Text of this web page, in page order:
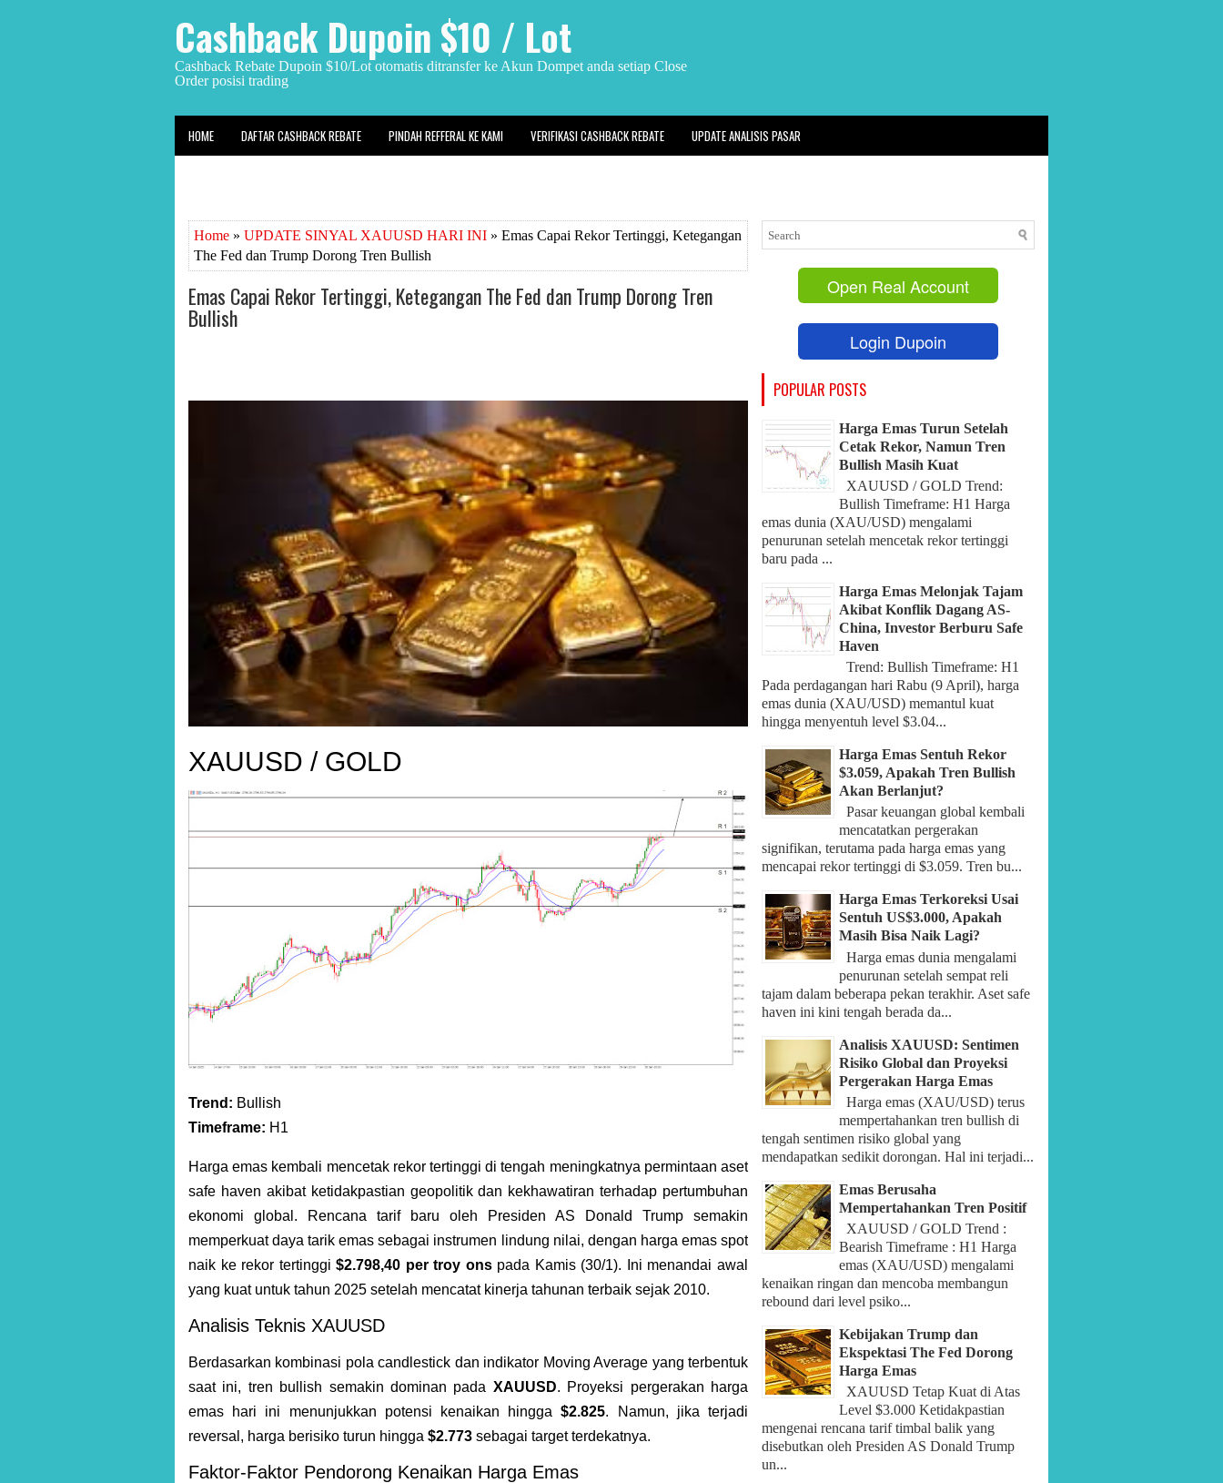
Cashback Dupoin $10 / Lot
Cashback Rebate Dupoin $10/Lot otomatis ditransfer ke Akun Dompet anda setiap Close
Order posisi trading
HOME DAFTAR CASHBACK REBATE PINDAH REFFERAL KE KAMI VERIFIKASI CASHBACK REBATE UPDATE ANALISIS PASAR
Home » UPDATE SINYAL XAUUSD HARI INI » Emas Capai Rekor Tertinggi, Ketegangan
The Fed dan Trump Dorong Tren Bullish
Emas Capai Rekor Tertinggi, Ketegangan The Fed dan Trump Dorong Tren
Bullish
XAUUSD / GOLD
Trend: Bullish
Timeframe: H1
Harga emas kembali mencetak rekor tertinggi di tengah meningkatnya permintaan aset
safe haven akibat ketidakpastian geopolitik dan kekhawatiran terhadap pertumbuhan
ekonomi global. Rencana tarif baru oleh Presiden AS Donald Trump semakin
memperkuat daya tarik emas sebagai instrumen lindung nilai, dengan harga emas spot
naik ke rekor tertinggi$2.798,40 per troy onspada Kamis (30/1). Ini menandai awal
yang kuat untuk tahun 2025 setelah mencatat kinerja tahunan terbaik sejak 2010.
Analisis Teknis XAUUSD
Berdasarkan kombinasi pola candlestick dan indikator Moving Average yang terbentuk
saat ini, tren bullish semakin dominan pada XAUUSD. Proyeksi pergerakan harga
emas hari ini menunjukkan potensi kenaikan hingga$2.825. Namun, jika terjadi
reversal, harga berisiko turun hingga $2.773 sebagai target terdekatnya.
Faktor-Faktor Pendorong Kenaikan Harga Emas
Open Real Account
Login Dupoin
POPULAR POSTS
Harga Emas Turun Setelah
Cetak Rekor, Namun Tren
Bullish Masih Kuat
XAUUSD / GOLD Trend:
Bullish Timeframe: H1 Harga
emas dunia (XAU/USD) mengalami
penurunan setelah mencetak rekor tertinggi
baru pada ...
Harga Emas Melonjak Tajam
Akibat Konflik Dagang AS-
China, Investor Berburu Safe
Haven
Trend: Bullish Timeframe: H1
Pada perdagangan hari Rabu (9 April), harga
emas dunia (XAU/USD) memantul kuat
hingga menyentuh level $3.04...
Harga Emas Sentuh Rekor
$3.059, Apakah Tren Bullish
Akan Berlanjut?
Pasar keuangan global kembali
mencatatkan pergerakan
signifikan, terutama pada harga emas yang
mencapai rekor tertinggi di $3.059. Tren bu...
Harga Emas Terkoreksi Usai
Sentuh US$3.000, Apakah
Masih Bisa Naik Lagi?
Harga emas dunia mengalami
penurunan setelah sempat reli
tajam dalam beberapa pekan terakhir. Aset safe
haven ini kini tengah berada da...
Analisis XAUUSD: Sentimen
Risiko Global dan Proyeksi
Pergerakan Harga Emas
Harga emas (XAU/USD) terus
mempertahankan tren bullish di
tengah sentimen risiko global yang
mendapatkan sedikit dorongan. Hal ini terjadi...
Emas Berusaha
Mempertahankan Tren Positif
XAUUSD / GOLD Trend :
Bearish Timeframe : H1 Harga
emas (XAU/USD) mengalami
kenaikan ringan dan mencoba membangun
rebound dari level psiko...
Kebijakan Trump dan
Ekspektasi The Fed Dorong
Harga Emas
XAUUSD Tetap Kuat di Atas
Level $3.000 Ketidakpastian
mengenai rencana tarif timbal balik yang
disebutkan oleh Presiden AS Donald Trump
un...